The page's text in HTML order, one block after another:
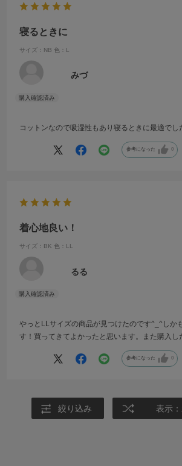
寝るときに
サイズ：NB 色：L
みづ
コットンなので吸湿性もあり寝るときに最適でし
参考になった 0
着心地良い！
サイズ：BK 色：LL
るる
やっとLLサイズの商品が見つけたのです^_^しか
す！買ってきてよかったと思います。また購入し
参考になった 0
絞り込み 表示